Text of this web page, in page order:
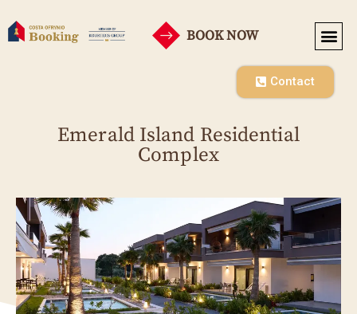
BOOK NOW
Contact
Emerald Island Residential
Complex